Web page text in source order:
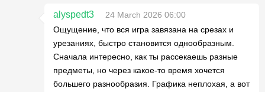
alyspedt3
24 March 2026 06:00
Ощущение, что вся игра завязана на срезах и
урезаниях, быстро становится однообразным.
Сначала интересно, как ты рассекаешь разные
предметы, но через какое-то время хочется
большего разнообразия. Графика неплохая, а вот